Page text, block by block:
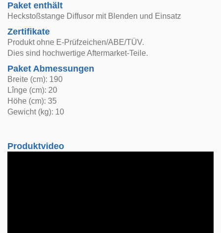
Paket enthält
Heckstoßstange Diffusor mit Blenden und Einsatz
Zertifikate
Produkt ohne E-Prüfzeichen/ABE/TÜV.
Dies sind hochwertige Aftermarket-Teile.
Paket Abmessungen
Breite (cm): 190
Lînge (cm): 20
Höhe (cm): 35
Gewicht (kg): 10
Produktvideo